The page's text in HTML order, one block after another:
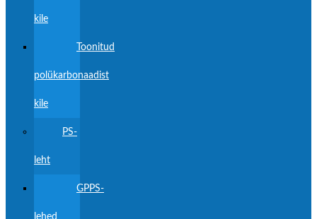
kile
Toonitud
polükarbonaadist
kile
PS-
leht
GPPS-
lehed